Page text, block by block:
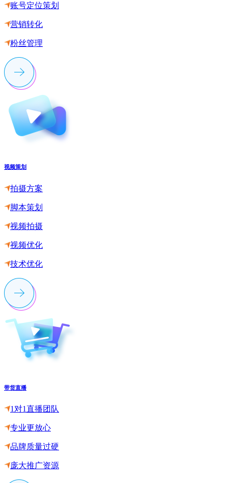
账号定位策划
营销转化
粉丝管理
视频策划
拍摄方案
脚本策划
视频拍摄
视频优化
技术优化
带货直播
1对1直播团队
专业更放心
品牌质量过硬
庞大推广资源